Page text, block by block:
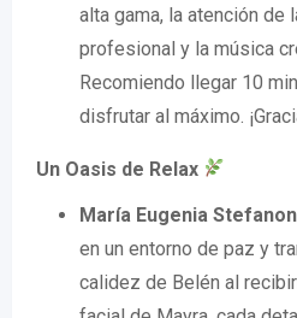
alta gama, la atención de
profesional y la música
Recomiendo llegar 10
disfrutar al máximo.
Un Oasis de Relax
María Eugenia
en un entorno de paz y
calidez de Belén al